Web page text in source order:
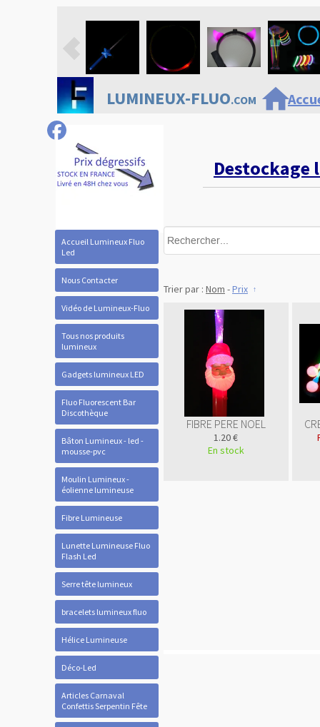
Accueil Lumineux Fluo
Led
Nous Contacter
Vidéo de Lumineux-Fluo
Tous nos produits
lumineux
Gadgets lumineux LED
Fluo Fluorescent Bar
Discothèque
Bâton Lumineux - led -
mousse-pvc
Moulin Lumineux -
éolienne lumineuse
Fibre Lumineuse
Lunette Lumineuse Fluo
Flash Led
Serre tête lumineux
bracelets lumineux fluo
Hélice Lumineuse
Déco-Led
Articles Carnaval
Confettis Serpentin Fête
LUMINEUX-FLUO.COMhome
Trier par : Nom -Prix
FIBRE PERE NOEL
1.20 €
En stock